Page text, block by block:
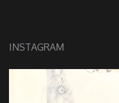
INSTAGRAM